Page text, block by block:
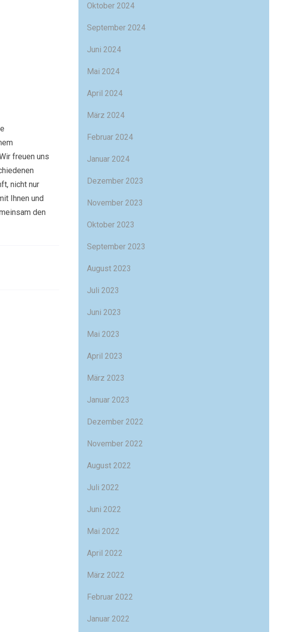
freuen uns
nicht nur
Ihnen und
den
Oktober 2024
September 2024
Juni 2024
Mai 2024
April 2024
März 2024
Februar 2024
Januar 2024
Dezember 2023
November 2023
Oktober 2023
September 2023
August 2023
Juli 2023
Juni 2023
Mai 2023
April 2023
März 2023
Januar 2023
Dezember 2022
November 2022
August 2022
Juli 2022
Juni 2022
Mai 2022
April 2022
März 2022
Februar 2022
Januar 2022